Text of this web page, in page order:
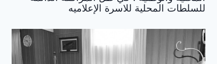
للسلطات المحلية للاسرة الإعلاميه